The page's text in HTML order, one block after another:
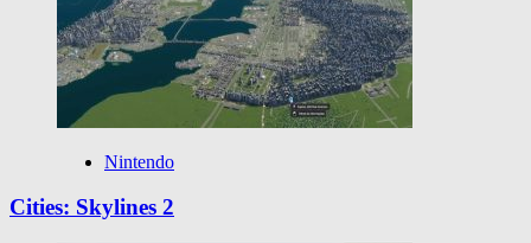
Nintendo
Cities: Skylines 2